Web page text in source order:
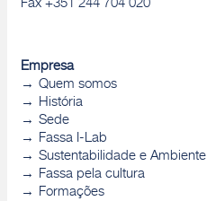
Fax +351 244 704 020
Empresa
Quem somos
História
Sede
Fassa I-Lab
Sustentabilidade e Ambiente
Fassa pela cultura
Formações